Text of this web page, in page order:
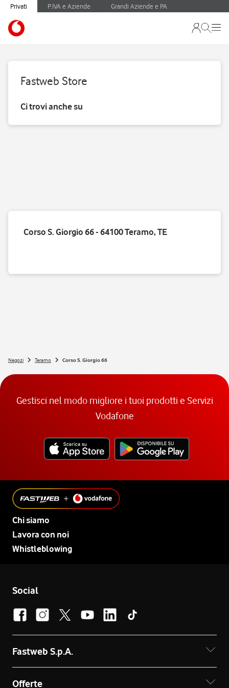
Privati P.IVA e Aziende Grandi Aziende e PA
Fastweb Store
Ci trovi anche su
Corso S. Giorgio 66 - 64100 Teramo, TE
Negozi Teramo Corso S. Giorgio 66
Gestisci nel modo migliore i tuoi prodotti e Servizi
Vodafone
Chi siamo
Lavora con noi
Whistleblowing
Social
Fastweb S.p.A.
Offerte